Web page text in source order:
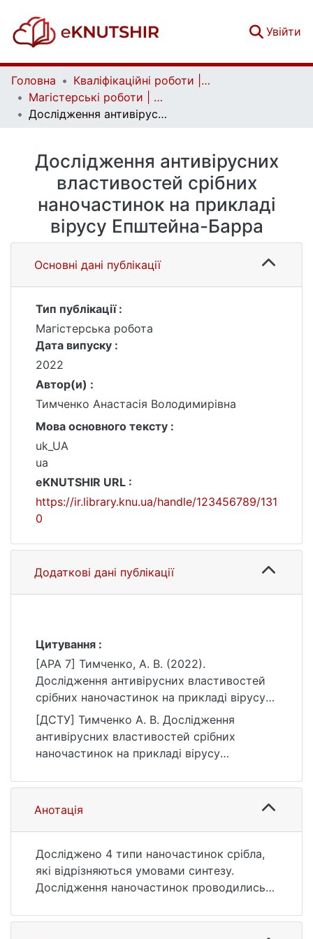
Увійти
Головна
Кваліфікаційні роботи | Qualifying works
Магістерські роботи | Master's theses
Дослідження антивірусних властивостей срібних наночастинок на прикладі вірусу Епштейна-Барра
Дослідження антивірусних
властивостей срібних
наночастинок на прикладі
вірусу Епштейна-Барра
Основні дані публікації
Тип публікації :
Магістерська робота
Дата випуску :
2022
Автор(и) :
Тимченко Анастасія Володимирівна
Мова основного тексту :
uk_UA
ua
eKNUTSHIR URL :
https://ir.library.knu.ua/handle/123456789/131
0
Додаткові дані публікації
Цитування :
[APA 7] Тимченко, А. В. (2022).
Дослідження антивірусних властивостей
срібних наночастинок на прикладі вірусу
Епштейна-Барра [Магістерська робота,
Київський національний університет імені
Тараса Шевченка]. eKNUTSHIR.
https://ir.library.knu.ua/handle/123456789/131
0
[ДСТУ] Тимченко А. В. Дослідження
антивірусних властивостей срібних
наночастинок на прикладі вірусу
магістра : 16 Хімічна інженерія та
біоінженерія. Київ, 2022. 42 с. URL:
https://ir.library.knu.ua/handle/123456789/131
Анотація
Досліджено 4 типи наночастинок срібла,
які відрізняються умовами синтезу.
Дослідження наночастинок проводились з
концентрації. Метою дослідженнь було